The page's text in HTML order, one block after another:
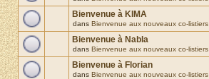
Bienvenue à KIMA
dans Bienvenue aux nouveaux co-listiers
Bienvenue à Nabla
dans Bienvenue aux nouveaux co-listiers
Bienvenue à Florian
dans Bienvenue aux nouveaux co-listiers